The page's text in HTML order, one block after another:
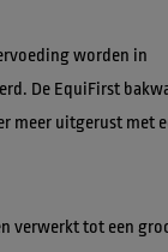
worden in
De EquiFirst
meer uitgerust met
verwerkt tot een